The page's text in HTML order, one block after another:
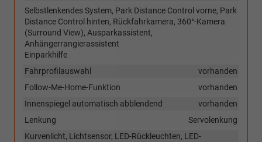
Selbstlenkendes System, Park Distance Control vorne, Park
Distance Control hinten, Rückfahrkamera, 360°-Kamera
(Surround View), Ausparkassistent,
Anhängerrangierassistent
Einparkhilfe
vorhanden
Fahrprofilauswahl
vorhanden
Follow-Me-Home-Funktion
vorhanden
Innenspiegel automatisch abblendend
Servolenkung
Lenkung
Kurvenlicht, Lichtsensor, LED-Rückleuchten, LED-